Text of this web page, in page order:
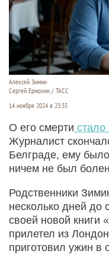
Алексей Зимин
Сергей Ермохин / ТАСС
14 ноября 2024 в 23:35
О его смерти стало
Журналист
Белграде, ему
ничем не был
Родственники
несколько дней до
своей новой книги
прилетел из
приготовил ужин в